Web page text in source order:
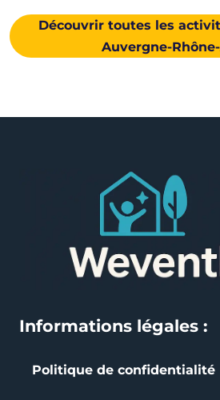
Découvrir toutes les
Auvergne-
Informations légales :
Politique de confidentialité